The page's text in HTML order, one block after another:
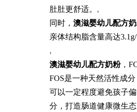
肚肚更舒适。 ,
同时， 澳滋婴幼儿配方
亲体结构脂含量高达
,
澳滋婴幼儿配方奶粉，
FOS是一种天然活性成
可以一定程度避免孩子
分，打造肠道健康微生